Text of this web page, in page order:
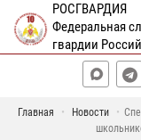
РОСГВАРДИЯ
Федеральная
гвардии
Главная Новости